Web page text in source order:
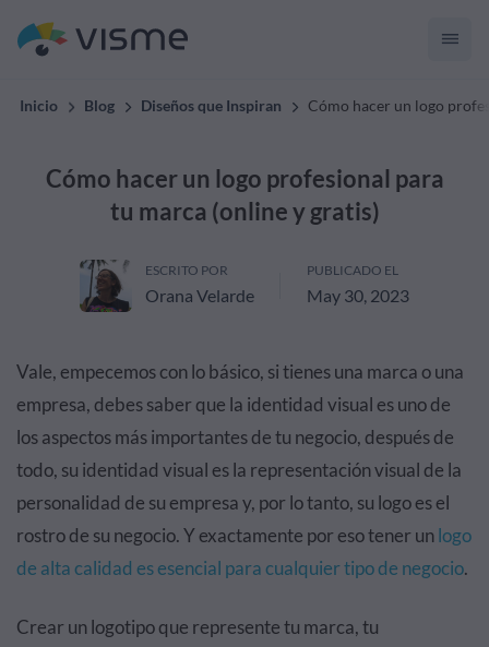
Inicio Blog Diseños que Inspiran Cómo hacer un logo
Cómo hacer un logo profesional para
tu marca (online y gratis)
ESCRITO POR
Orana Velarde
PUBLICADO EL
May 30, 2023
Vale, empecemos con lo básico, si tienes una marca o una
empresa, debes saber que la identidad visual es uno de
los aspectos más importantes de tu negocio, después de
todo, su identidad visual es la representación visual de la
personalidad de su empresa y, por lo tanto, su logo es el
rostro de su negocio. Y exactamente por eso tener unlogo
de alta calidad es esencial para cualquier tipo de negocio.
Crear un logotipo que represente tu marca, tu